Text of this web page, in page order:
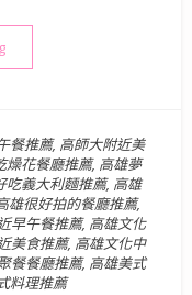
“【高雄美食】44 Bit 拍拍餐
餐推薦, 高師大附近美
燥花餐廳推薦, 高雄夢
吃義大利麵推薦, 高雄
雄很好拍的餐廳推薦,
早午餐推薦, 高雄文化
美食推薦, 高雄文化中
餐餐廳推薦, 高雄美式
料理推薦